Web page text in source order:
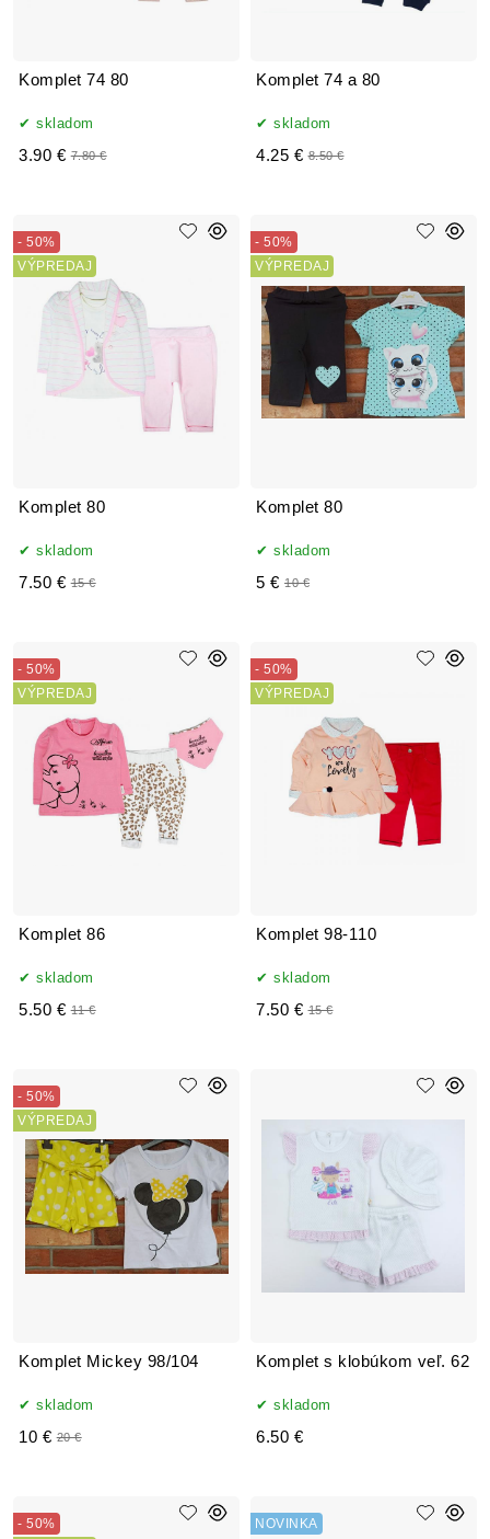
Komplet 74 80
skladom
3.90 € 7.80 €
Komplet 74 a 80
skladom
4.25 € 8.50 €
Komplet 80
- 50%
VÝPREDAJ
skladom
7.50 € 15 €
Komplet 80
- 50%
VÝPREDAJ
skladom
5 € 10 €
Komplet 86
- 50%
VÝPREDAJ
skladom
5.50 € 11 €
Komplet 98-110
- 50%
VÝPREDAJ
skladom
7.50 € 15 €
Komplet Mickey 98/104
- 50%
VÝPREDAJ
skladom
10 € 20 €
Komplet s klobúkom veľ. 62
skladom
6.50 €
- 50%
NOVINKA